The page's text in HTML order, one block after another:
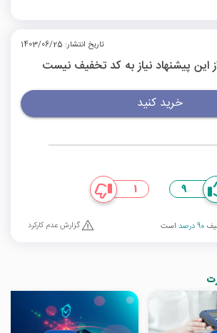
تاریخ انتشار: 1403/06/25
این پیشنهاد نیاز به کد تخفیف نیست
خرید کنید
9
1
90 درصد است گزارش عدم کارکرد